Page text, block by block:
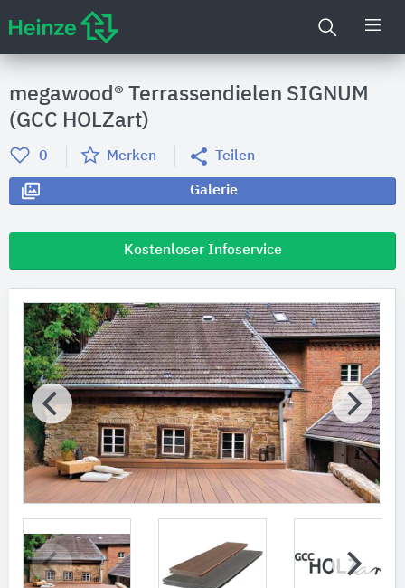
megawood® Terrassendielen SIGNUM
(GCC HOLZart)
0 Merken Teilen
Galerie
Kostenloser Infoservice